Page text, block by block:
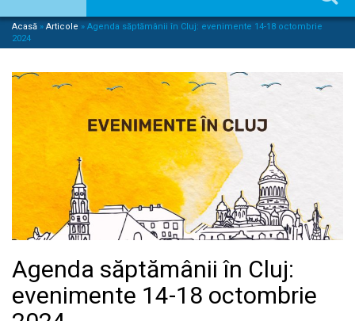
Acasă » Articole » Agenda săptămânii în Cluj: evenimente 14-18 octombrie
2024
Agenda săptămânii în Cluj:
evenimente 14-18 octombrie